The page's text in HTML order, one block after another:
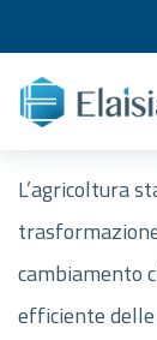
L’agricoltura
cambiamento
efficiente